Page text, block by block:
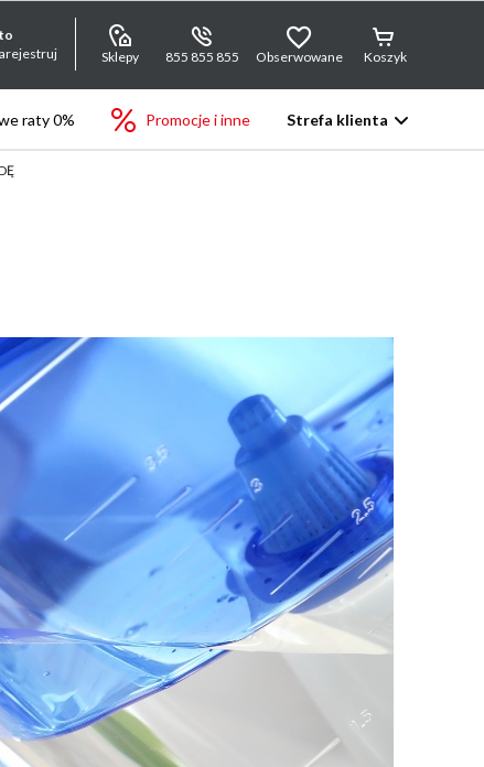
Sklepy 855 855 855 Obserwowane Koszyk
raty 0% Promocje i inne Strefa klienta